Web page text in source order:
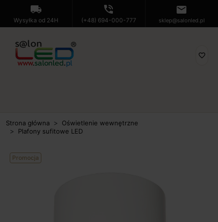
local_shipping
Wysyłka od 24H
phone_in_talk
(+48) 694-000-777
mail
sklep@salonled.pl
favorite_border
Strona główna
Oświetlenie wewnętrzne
Plafony sufitowe LED
Promocja